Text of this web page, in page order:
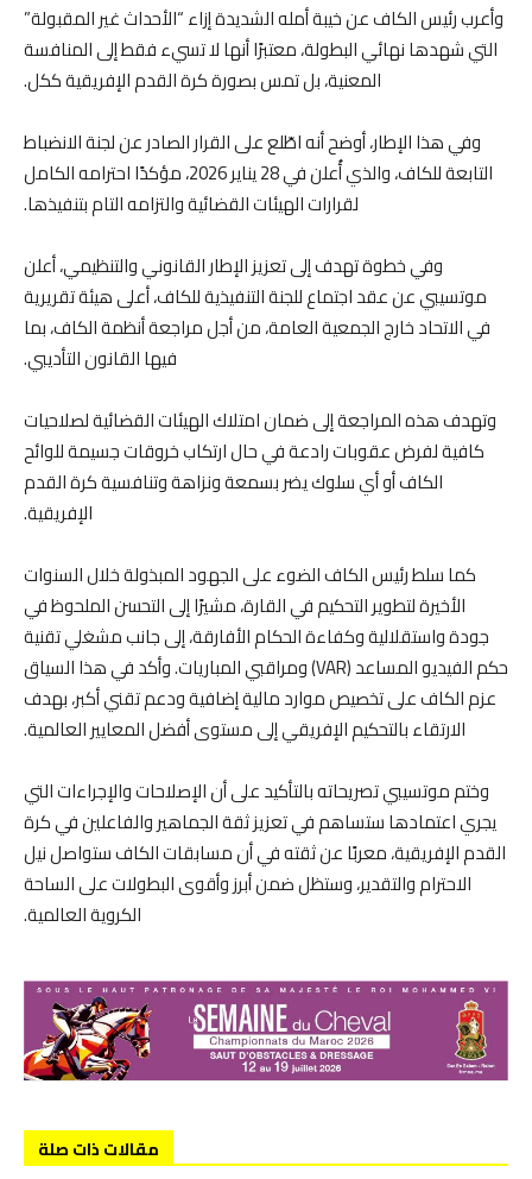
وأعرب رئيس الكاف عن خيبة أمله الشديدة إزاء “الأحداث غير المقبولة”
التي شهدها نهائي البطولة، معتبرًا أنها لا تسيء فقط إلى المنافسة
المعنية، بل تمس بصورة كرة القدم الإفريقية ككل.
وفي هذا الإطار، أوضح أنه اطّلع على القرار الصادر عن لجنة الانضباط
التابعة للكاف، والذي أُعلن في 28 يناير 2026، مؤكدًا احترامه الكامل
لقرارات الهيئات القضائية والتزامه التام بتنفيذها.
وفي خطوة تهدف إلى تعزيز الإطار القانوني والتنظيمي، أعلن
موتسيبي عن عقد اجتماع للجنة التنفيذية للكاف، أعلى هيئة تقريرية
في الاتحاد خارج الجمعية العامة، من أجل مراجعة أنظمة الكاف، بما
فيها القانون التأديبي.
وتهدف هذه المراجعة إلى ضمان امتلاك الهيئات القضائية لصلاحيات
كافية لفرض عقوبات رادعة في حال ارتكاب خروقات جسيمة للوائح
الكاف أو أي سلوك يضر بسمعة ونزاهة وتنافسية كرة القدم
الإفريقية.
كما سلط رئيس الكاف الضوء على الجهود المبذولة خلال السنوات
الأخيرة لتطوير التحكيم في القارة، مشيرًا إلى التحسن الملحوظ في
جودة واستقلالية وكفاءة الحكام الأفارقة، إلى جانب مشغلي تقنية
حكم الفيديو المساعد (VAR) ومراقبي المباريات. وأكد في هذا السياق
عزم الكاف على تخصيص موارد مالية إضافية ودعم تقني أكبر، بهدف
الارتقاء بالتحكيم الإفريقي إلى مستوى أفضل المعايير العالمية.
وختم موتسيبي تصريحاته بالتأكيد على أن الإصلاحات والإجراءات التي
يجري اعتمادها ستساهم في تعزيز ثقة الجماهير والفاعلين في كرة
القدم الإفريقية، معربًا عن ثقته في أن مسابقات الكاف ستواصل نيل
الاحترام والتقدير، وستظل ضمن أبرز وأقوى البطولات على الساحة
الكروية العالمية.
مقالات ذات صلة